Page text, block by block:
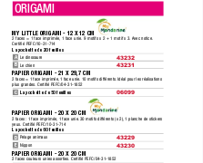
PAPIER ORIGAMI - 20 X 20 CM
2 faces couleurs unies assorties. Certiﬁé PEFC/04-31-1852
C La pochette de 50 feuilles 06099
PAPIER ORIGAMI - 21 X 29,7 CM
2 faces = 1 face imprimée, 1 face unie. 10 motifs différents. Idéal pour les réalisations
plus grandes. Certiﬁé PEFC/04-31-1852
D Pelage animaux 43229
E Nippon 43230
PAPIER ORIGAMI - 20 X 20 CM
2 faces : 1 face imprimée, 1 face unie. 30 motifs différents (x 2), 1 planche de stickers
yeux. Certiﬁé PEFC/10-31-714
La pochette de 60 feuilles
ORIGAMI
A Le dinosaure 43232
B Le chien 43231
MY LITTLE ORIGAMI - 12 X 12 CM
2 faces = 1 face imprimée, 1 face unie. 9 motifs x 2 + 1 motif x 3. Avec notice.
Certiﬁé PEFC/10-31-714
La pochette de 20 feuilles